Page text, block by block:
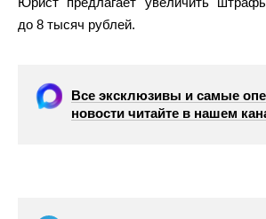
до 8 тысяч рублей.
Все эксклюзивы и самые
новости читайте в нашем